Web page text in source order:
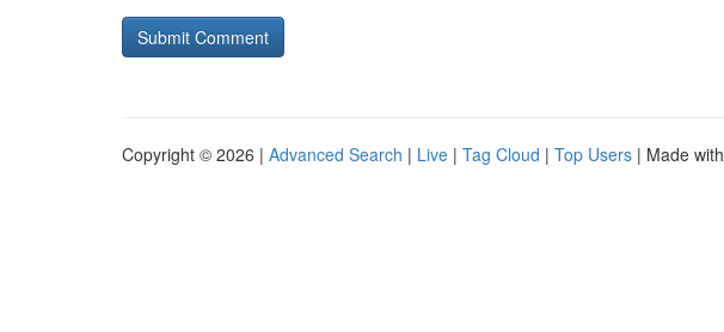
Copyright © 2026 | Advanced Search | Live | Tag Cloud | Top Users | Made with